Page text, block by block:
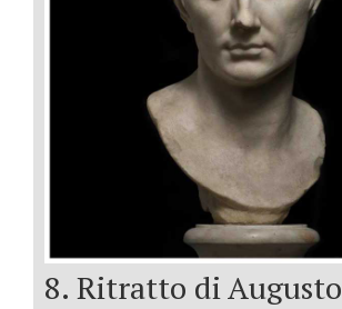
8. Ritratto di Augusto